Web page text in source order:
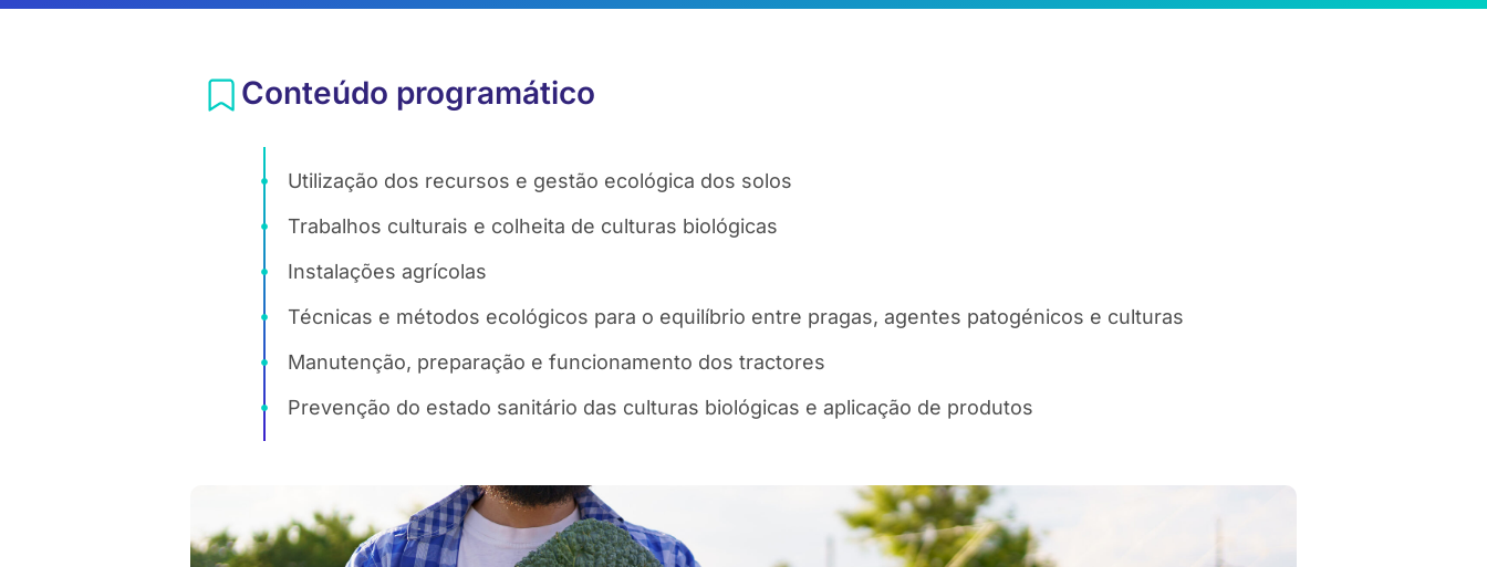
Conteúdo programático
Utilização dos recursos e gestão ecológica dos solos
Trabalhos culturais e colheita de culturas biológicas
Instalações agrícolas
Técnicas e métodos ecológicos para o equilíbrio entre pragas, agentes patogénicos e culturas
Manutenção, preparação e funcionamento dos tractores
Prevenção do estado sanitário das culturas biológicas e aplicação de produtos